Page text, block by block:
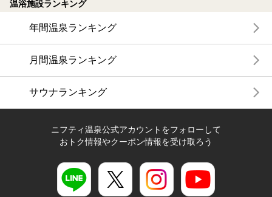
温浴施設ランキング
年間温泉ランキング
月間温泉ランキング
サウナランキング
ニフティ温泉公式アカウントをフォローして
おトク情報やクーポン情報を受け取ろう